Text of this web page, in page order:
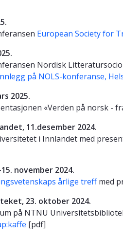
European Society for
Nordisk
på NOLS-konferanse,
2025.
«Verden på norsk -
11.desember 2024.
i Innlandet med
november 2024.
årlige treffmed
23. oktober 2024.
på NTNU
[pdf]